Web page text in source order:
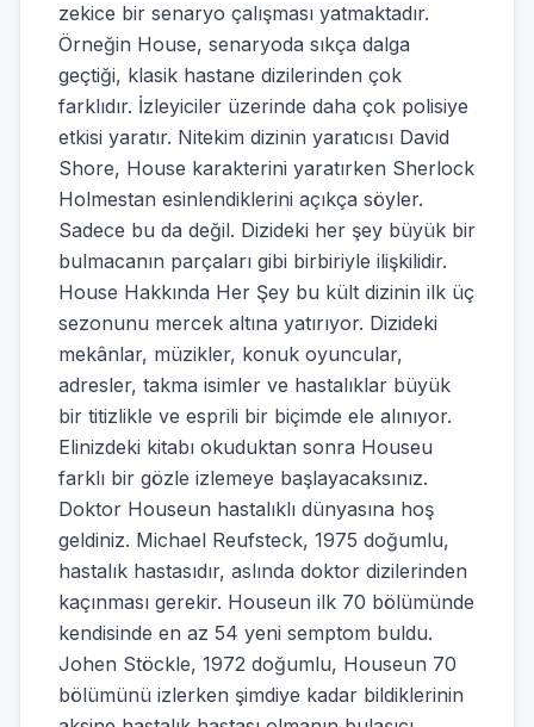
zekice bir senaryo çalışması yatmaktadır.
Örneğin House, senaryoda sıkça dalga
geçtiği, klasik hastane dizilerinden çok
farklıdır. İzleyiciler üzerinde daha çok polisiye
etkisi yaratır. Nitekim dizinin yaratıcısı David
Shore, House karakterini yaratırken Sherlock
Holmestan esinlendiklerini açıkça söyler.
Sadece bu da değil. Dizideki her şey büyük bir
bulmacanın parçaları gibi birbiriyle ilişkilidir.
House Hakkında Her Şey bu kült dizinin ilk üç
sezonunu mercek altına yatırıyor. Dizideki
mekânlar, müzikler, konuk oyuncular,
adresler, takma isimler ve hastalıklar büyük
bir titizlikle ve esprili bir biçimde ele alınıyor.
Elinizdeki kitabı okuduktan sonra Houseu
farklı bir gözle izlemeye başlayacaksınız.
Doktor Houseun hastalıklı dünyasına hoş
geldiniz. Michael Reufsteck, 1975 doğumlu,
hastalık hastasıdır, aslında doktor dizilerinden
kaçınması gerekir. Houseun ilk 70 bölümünde
kendisinde en az 54 yeni semptom buldu.
Johen Stöckle, 1972 doğumlu, Houseun 70
bölümünü izlerken şimdiye kadar bildiklerinin